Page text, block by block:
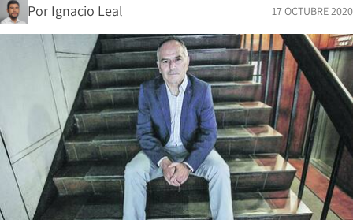
Por Ignacio Leal 17 OCTUBRE 2020